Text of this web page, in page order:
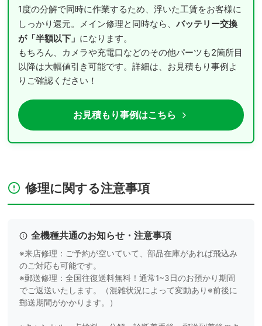
1度の分解で同時に作業するため、浮いた工賃をお客様に
しっかり還元。メイン修理と同時なら、 バッテリー交換
が「半額以下」 になります。
もちろん、カメラや充電口などのその他パーツも2箇所目
以降は大幅値引き可能です。詳細は、お見積もり事例よ
りご確認ください！
お見積もり事例はこちら
修理に関する注意事項
全機種共通のお知らせ・注意事項
※来店修理：ご予約が空いていて、部品在庫があれば飛込み
のご対応も可能です。
※郵送修理：全国往復送料無料！通常1~3日のお預かり期間
でご返送いたします。（混雑状況によって変動あり※前後に
郵送期間がかかります。）